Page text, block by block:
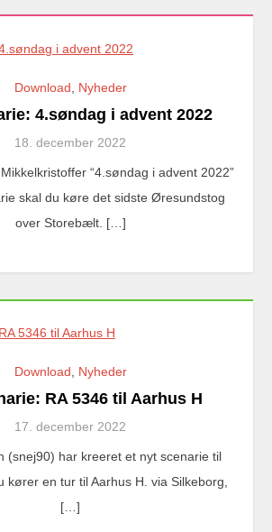
Download Nyheder
4.søndag i advent 2022
18. december 2022
“4.søndag i advent 2022”
skal du køre det sidste Øresundstog
over Storebælt. […]
Download Nyheder
RA 5346 til Aarhus H
17. december 2022
(snej90) har kreeret et nyt scenarie til
en tur til Aarhus H. via Silkeborg,
[…]